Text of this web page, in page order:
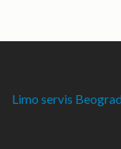
Limo servis Beograd